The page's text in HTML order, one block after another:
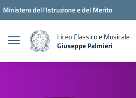
Vai ai contenuti
Vai al menu di navigazione
Vai al footer
Ministero dell'Istruzione e del Merito
Liceo Classico e Musicale
Giuseppe Palmieri